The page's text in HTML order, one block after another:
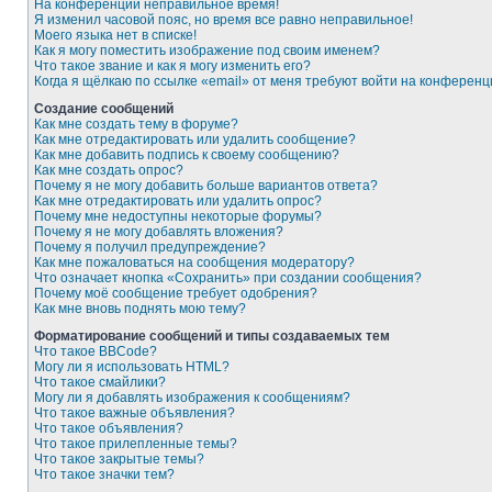
На конференции неправильное время!
Я изменил часовой пояс, но время все равно неправильное!
Моего языка нет в списке!
Как я могу поместить изображение под своим именем?
Что такое звание и как я могу изменить его?
Когда я щёлкаю по ссылке «email» от меня требуют войти на
Создание сообщений
Как мне создать тему в форуме?
Как мне отредактировать или удалить сообщение?
Как мне добавить подпись к своему сообщению?
Как мне создать опрос?
Почему я не могу добавить больше вариантов ответа?
Как мне отредактировать или удалить опрос?
Почему мне недоступны некоторые форумы?
Почему я не могу добавлять вложения?
Почему я получил предупреждение?
Как мне пожаловаться на сообщения модератору?
Что означает кнопка «Сохранить» при создании сообщения?
Почему моё сообщение требует одобрения?
Как мне вновь поднять мою тему?
Форматирование сообщений и типы создаваемых тем
Что такое BBCode?
Могу ли я использовать HTML?
Что такое смайлики?
Могу ли я добавлять изображения к сообщениям?
Что такое важные объявления?
Что такое объявления?
Что такое прилепленные темы?
Что такое закрытые темы?
Что такое значки тем?